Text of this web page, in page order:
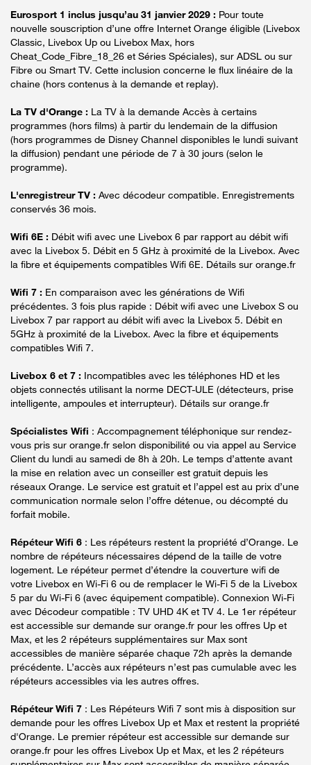
Eurosport 1 inclus jusqu’au 31 janvier 2029 : Pour toute
nouvelle souscription d’une offre Internet Orange éligible (Livebox
Classic, Livebox Up ou Livebox Max, hors
Cheat_Code_Fibre_18_26 et Séries Spéciales), sur ADSL ou sur
Fibre ou Smart TV. Cette inclusion concerne le flux linéaire de la
chaine (hors contenus à la demande et replay).
La TV d'Orange : La TV à la demande Accès à certains
programmes (hors films) à partir du lendemain de la diffusion
(hors programmes de Disney Channel disponibles le lundi suivant
la diffusion) pendant une période de 7 à 30 jours (selon le
programme).
L'enregistreur TV : Avec décodeur compatible. Enregistrements
conservés 36 mois.
Wifi 6E : Débit wifi avec une Livebox 6 par rapport au débit wifi
avec la Livebox 5. Débit en 5 GHz à proximité de la Livebox. Avec
la fibre et équipements compatibles Wifi 6E. Détails sur orange.fr
Wifi 7 : En comparaison avec les générations de Wifi
précédentes. 3 fois plus rapide : Débit wifi avec une Livebox S ou
Livebox 7 par rapport au débit wifi avec la Livebox 5. Débit en
5GHz à proximité de la Livebox. Avec la fibre et équipements
compatibles Wifi 7.
Livebox 6 et 7 : Incompatibles avec les téléphones HD et les
objets connectés utilisant la norme DECT-ULE (détecteurs, prise
intelligente, ampoules et interrupteur). Détails sur orange.fr
Spécialistes Wifi : Accompagnement téléphonique sur rendez-
vous pris sur orange.fr selon disponibilité ou via appel au Service
Client du lundi au samedi de 8h à 20h. Le temps d’attente avant
la mise en relation avec un conseiller est gratuit depuis les
réseaux Orange. Le service est gratuit et l’appel est au prix d’une
communication normale selon l’offre détenue, ou décompté du
forfait mobile.
Répéteur Wifi 6 : Les répéteurs restent la propriété d’Orange. Le
nombre de répéteurs nécessaires dépend de la taille de votre
logement. Le répéteur permet d’étendre la couverture wifi de
votre Livebox en Wi-Fi 6 ou de remplacer le Wi-Fi 5 de la Livebox
5 par du Wi-Fi 6 (avec équipement compatible). Connexion Wi-Fi
avec Décodeur compatible : TV UHD 4K et TV 4. Le 1er répéteur
est accessible sur demande sur orange.fr pour les offres Up et
Max, et les 2 répéteurs supplémentaires sur Max sont
accessibles de manière séparée chaque 72h après la demande
précédente. L’accès aux répéteurs n’est pas cumulable avec les
répéteurs accessibles via les autres offres.
Répéteur Wifi 7 : Les Répéteurs Wifi 7 sont mis à disposition sur
demande pour les offres Livebox Up et Max et restent la propriété
d'Orange. Le premier répéteur est accessible sur demande sur
orange.fr pour les offres Livebox Up et Max, et les 2 répéteurs